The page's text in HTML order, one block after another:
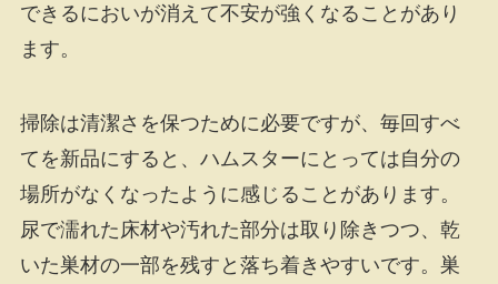
できるにおいが消えて不安が強くなることがあり
ます。
掃除は清潔さを保つために必要ですが、毎回すべ
てを新品にすると、ハムスターにとっては自分の
場所がなくなったように感じることがあります。
尿で濡れた床材や汚れた部分は取り除きつつ、乾
いた巣材の一部を残すと落ち着きやすいです。巣